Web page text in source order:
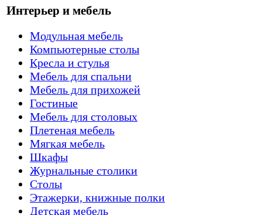
Интерьер и мебель
Модульная мебель
Компьютерные столы
Кресла и стулья
Мебель для спальни
Мебель для прихожей
Гостиные
Мебель для столовых
Плетеная мебель
Мягкая мебель
Шкафы
Журнальные столики
Столы
Этажерки, книжные полки
Детская мебель